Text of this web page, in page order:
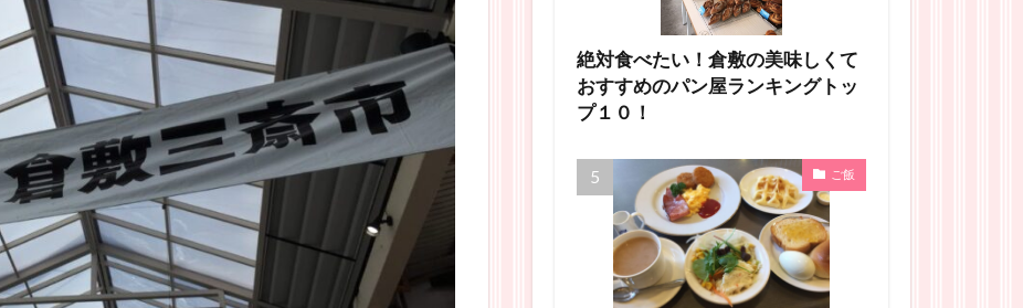
絶対食べたい！倉敷の美味しくて
おすすめのパン屋ランキングトッ
プ１０！
ご飯